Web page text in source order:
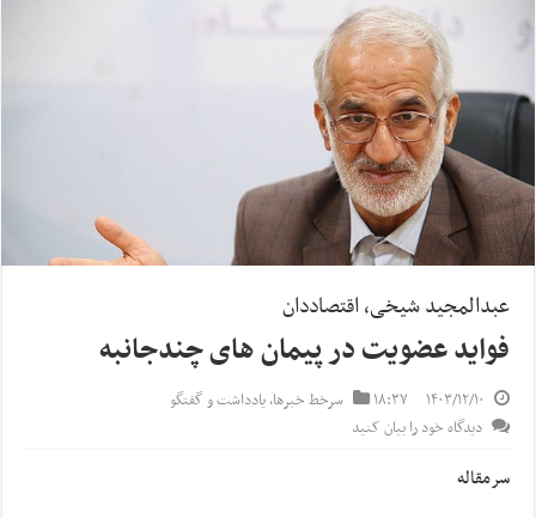
عبدالمجید شیخی، اقتصاددان
فواید عضویت در پیمان های چندجانبه
۱۴۰۳/۱۲/۱۰ ۱۸:۳۷ سرخط خبرها,یادداشت و گفتگو
دیدگاه خود را بیان کنید
سرمقاله